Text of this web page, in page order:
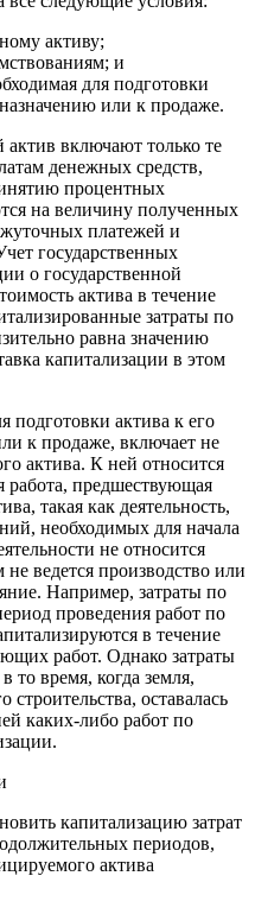
активу;
и
для подготовки
или к продаже.
включают только те
денежных средств,
процентных
на величину полученных
платежей и
государственных
о государственной
актива в течение
затраты по
равна значению
капитализации в этом
подготовки актива к его
к продаже, включает не
актива. К ней относится
работа, предшествующая
такая как деятельность,
необходимых для начала
не относится
ведется производство или
Например, затраты по
проведения работ по
в течение
работ. Однако затраты
то время, когда земля,
оставалась
каких-либо работ по
капитализацию затрат
периодов,
актива